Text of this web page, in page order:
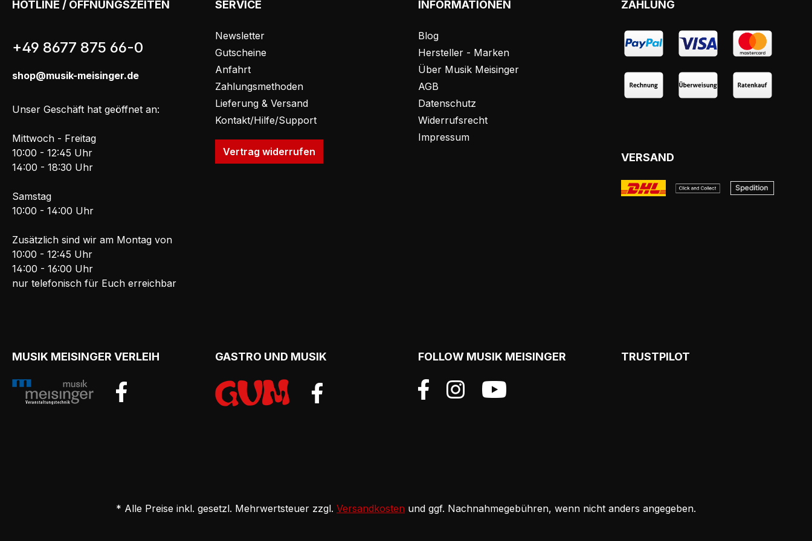
HOTLINE / ÖFFNUNGSZEITEN
+49 8677 875 66-0
shop@musik-meisinger.de
Unser Geschäft hat geöffnet an:
Mittwoch - Freitag
10:00 - 12:45 Uhr
14:00 - 18:30 Uhr
Samstag
10:00 - 14:00 Uhr
Zusätzlich sind wir am Montag von
10:00 - 12:45 Uhr
14:00 - 16:00 Uhr
nur telefonisch für Euch erreichbar
SERVICE
Newsletter
Gutscheine
Anfahrt
Zahlungsmethoden
Lieferung & Versand
Kontakt/Hilfe/Support
Vertrag widerrufen
INFORMATIONEN
Blog
Hersteller - Marken
Über Musik Meisinger
AGB
Datenschutz
Widerrufsrecht
Impressum
ZAHLUNG
VERSAND
MUSIK MEISINGER VERLEIH GASTRO UND MUSIK FOLLOW MUSIK MEISINGER TRUSTPILOT
* Alle Preise inkl. gesetzl. Mehrwertsteuer zzgl. Versandkosten und ggf. Nachnahmegebühren, wenn nicht anders angegeben.